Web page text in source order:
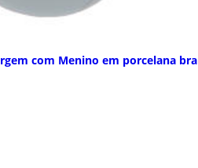
com Menino em porcelana